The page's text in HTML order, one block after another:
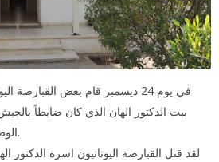
في يوم 24 ديسمبر قام بعض القبارصة
بيت الدكتور الهان الذي كان ضابطاً
الوطن في الجيش في تلك الليلة.
لقد قتل القبارصة اليونانيون اسرة الدكتور